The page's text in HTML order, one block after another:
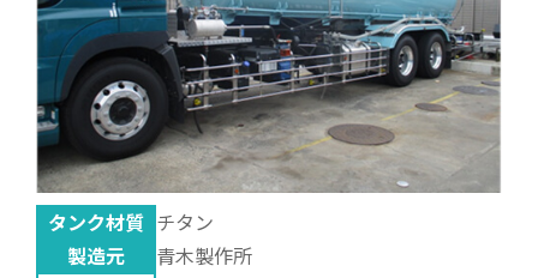
タンク材質 チタン
製造元
青木製作所